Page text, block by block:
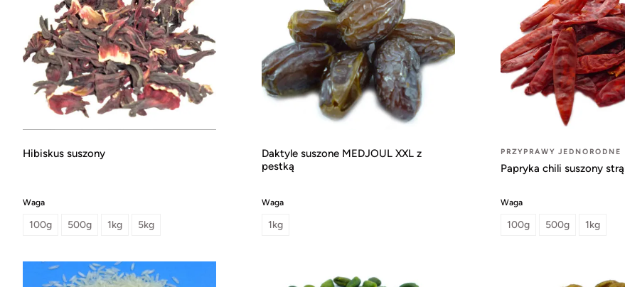
Hibiskus suszony
Waga
100g 500g 1kg 5kg
Daktyle suszone MEDJOUL XXL z
pestką
Waga
1kg
PRZYPRAWY JEDNORODNE
Papryka chili suszony
Waga
100g 500g 1kg